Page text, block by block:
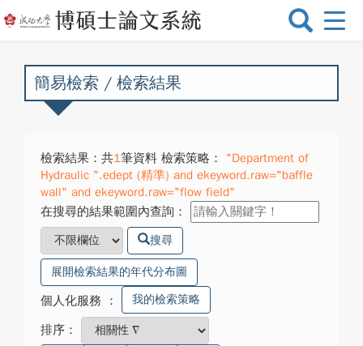
選
換
簡易檢索 / 檢索結果
檢索結果：共1筆資料 檢索策略：
"Department of
Hydraulic ".edept (精準) and ekeyword.raw="baffle
wall" and ekeyword.raw="flow field"
在搜尋的結果範圍內查詢：
搜尋
展開檢索結果的年代分布圖
個人化服務 ： 我的檢索策略
排序：